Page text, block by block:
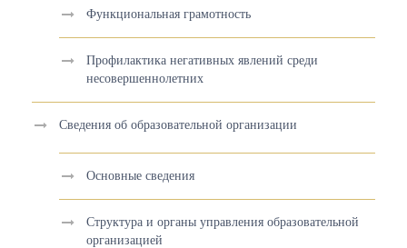
Функциональная грамотность
Профилактика негативных явлений среди
несовершеннолетних
Сведения об образовательной организации
Основные сведения
Структура и органы управления образовательной
организацией